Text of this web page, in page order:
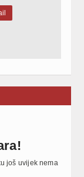
još uvijek nema